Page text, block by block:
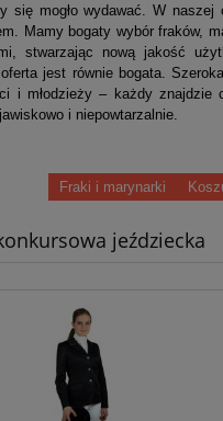
się mogło wydawać. W
Mamy bogaty wybór fraków,
stwarzając nową jakość
oferta jest równie bogata.
i młodzieży – każdy znajdzie
i niepowtarzalnie.
Fraki i marynarki
jeździecka